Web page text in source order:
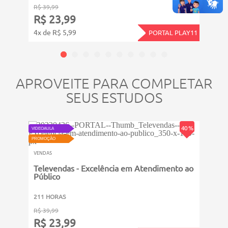
R$ 39,99
R$ 23,99
4x de R$ 5,99 PORTAL PLAY11
R$
APROVEITE PARA COMPLETAR
SEUS ESTUDOS
40 %
VIDEOAULA
PROMOÇÃO
VENDAS
Televendas - Excelência em Atendimento ao
Público
211 HORAS
R$ 39,99
R$ 23,99